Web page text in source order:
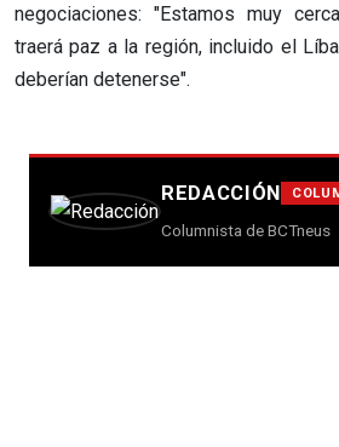
negociaciones: "Estamos muy
traerá paz a la región, incluido el
deberían detenerse".
REDACCIÓN
Columnista de BCTneus